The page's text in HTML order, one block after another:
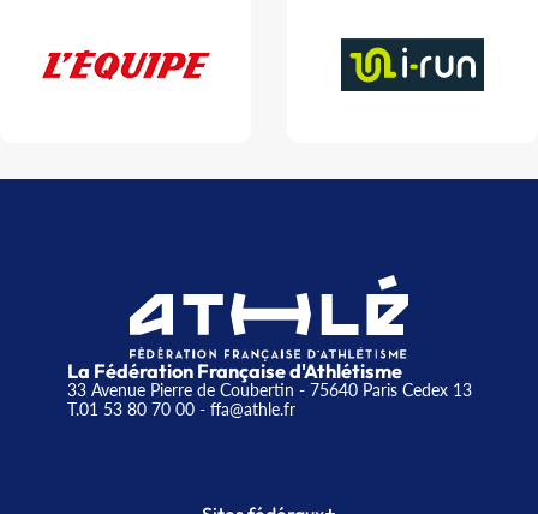
La Fédération Française d'Athlétisme
33 Avenue Pierre de Coubertin - 75640 Paris Cedex 13
T.01 53 80 70 00- ffa@athle.fr